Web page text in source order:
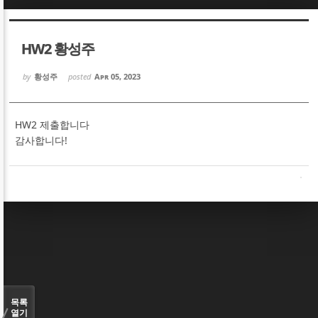
HW2 황성주
by 황성주 posted Apr 05, 2023
HW2 제출합니다
감사합니다!
목록
열기
Sketchbook5, 스케치북5
Sketchbook5, 스케치북5
Sketchbook5, 스케치북5
Sketchbook5, 스케치북5